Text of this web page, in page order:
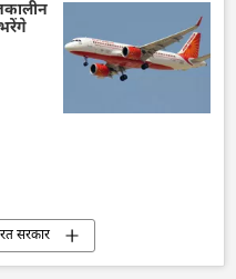
सरकार